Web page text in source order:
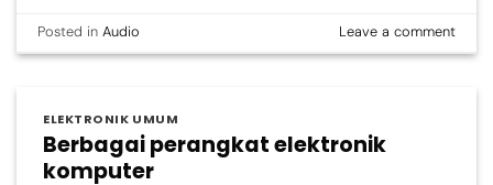
Posted inAudio Leave a comment
ELEKTRONIK UMUM
Berbagai perangkat elektronik
komputer